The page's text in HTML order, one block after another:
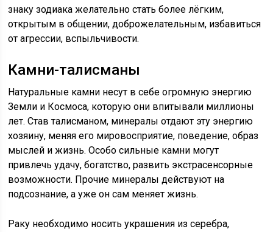
знаку зодиака желательно стать более лёгким,
открытым в общении, доброжелательным, избавиться
от агрессии, вспыльчивости.
Камни-талисманы
Натуральные камни несут в себе огромную энергию
Земли и Космоса, которую они впитывали миллионы
лет. Став талисманом, минералы отдают эту энергию
хозяину, меняя его мировосприятие, поведение, образ
мыслей и жизнь. Особо сильные камни могут
привлечь удачу, богатство, развить экстрасенсорные
возможности. Прочие минералы действуют на
подсознание, а уже он сам меняет жизнь.
Раку необходимо носить украшения из серебра,